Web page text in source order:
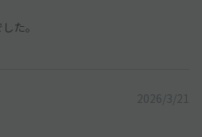
た。
2026/3/21